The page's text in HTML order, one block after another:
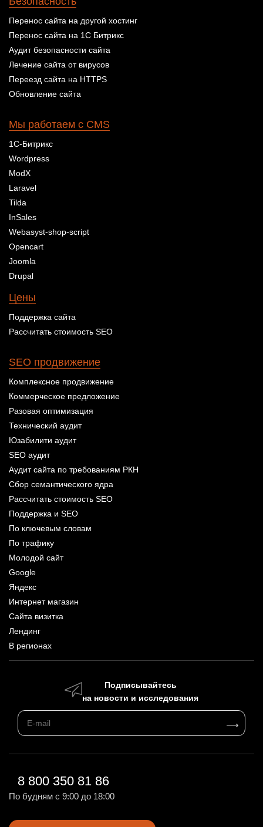
Перенос сайта на другой хостинг
Перенос сайта на 1С Битрикс
Аудит безопасности сайта
Лечение сайта от вирусов
Переезд сайта на HTTPS
Обновление сайта
Мы работаем с CMS
1С-Битрикс
Wordpress
ModX
Laravel
Tilda
InSales
Webasyst-shop-script
Opencart
Joomla
Drupal
Цены
Поддержка сайта
Рассчитать стоимость SEO
SEO продвижение
Комплексное продвижение
Коммерческое предложение
Разовая оптимизация
Технический аудит
Юзабилити аудит
SEO аудит
Аудит сайта по требованиям РКН
Сбор семантического ядра
Рассчитать стоимость SEO
Поддержка и SEO
По ключевым словам
По трафику
Молодой сайт
Google
Яндекс
Интернет магазин
Сайта визитка
Лендинг
В регионах
Подписывайтесь
на новости и исследования
8 800 350 81 86
По будням с 9:00 до 18:00